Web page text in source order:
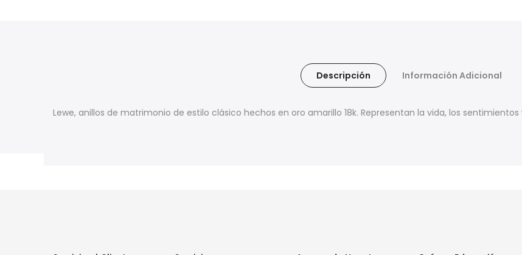
Descripción Información Adicional
Lewe, anillos de matrimonio de estilo clásico hechos en oro amarillo 18k. Representan la vida, los